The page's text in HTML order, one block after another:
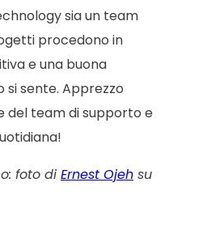
sia un team
procedono in
e una buona
si sente. Apprezzo
del team di supporto e
foto di Ernest Ojeh su